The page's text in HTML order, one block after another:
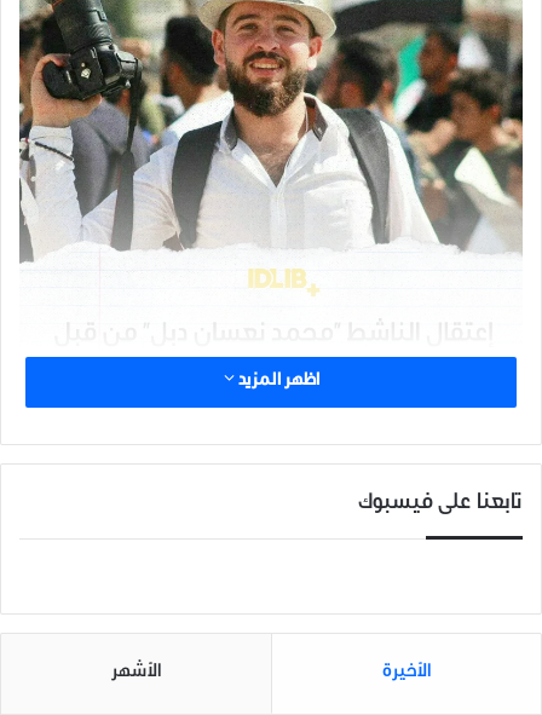
اعتقلت تحرير الشام الناشط الإعلامي “محمد نعسان دبل” ليلة أمس
وبحسب مقربين منه فإنه أُعتقل على خلفية مشادة كلامية مع رئيس
لايزال محمد معتقل لدى مخفر هيئة تحرير الشام في دركوش حتى
اظهر المزيد
تابعنا على فيسبوك
الأخيرة الأشهر